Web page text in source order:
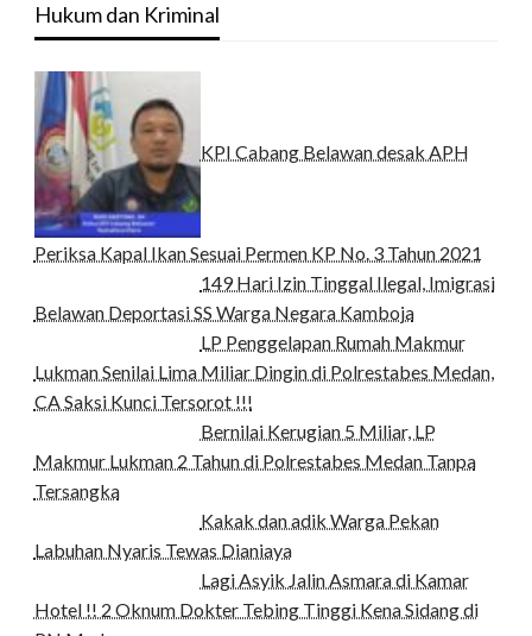
Hukum dan Kriminal
KPI Cabang Belawan desak APH
Periksa Kapal Ikan Sesuai Permen KP No. 3 Tahun 2021
149 Hari Izin Tinggal Ilegal, Imigrasi
Belawan Deportasi SS Warga Negara Kamboja
LP Penggelapan Rumah Makmur
Lukman Senilai Lima Miliar Dingin di Polrestabes Medan,
CA Saksi Kunci Tersorot !!!
Bernilai Kerugian 5 Miliar, LP
Makmur Lukman 2 Tahun di Polrestabes Medan Tanpa
Tersangka
Kakak dan adik Warga Pekan
Labuhan Nyaris Tewas Dianiaya
Lagi Asyik Jalin Asmara di Kamar
Hotel !! 2 Oknum Dokter Tebing Tinggi Kena Sidang di